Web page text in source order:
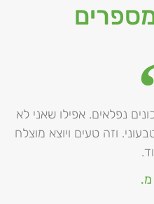
נפלאים. אפילו שאני לא
וזה טעים ויוצא מוצלח
מ.